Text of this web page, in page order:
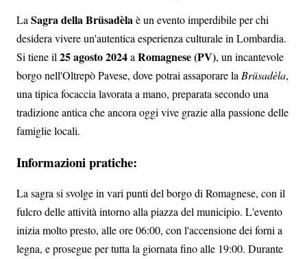
La Sagra della Brüsadèlaè un evento imperdibile per chi
desidera vivere un'autentica esperienza culturale in Lombardia.
Si tiene il 25 agosto 2024a Romagnese (PV), un incantevole
borgo nell'Oltrepò Pavese, dove potrai assaporare la Brüsadèla,
una tipica focaccia lavorata a mano, preparata secondo una
tradizione antica che ancora oggi vive grazie alla passione delle
famiglie locali.
Informazioni pratiche:
La sagra si svolge in vari punti del borgo di Romagnese, con il
fulcro delle attività intorno alla piazza del municipio. L'evento
inizia molto presto, alle ore 06:00, con l'accensione dei forni a
legna, e prosegue per tutta la giornata fino alle 19:00. Durante